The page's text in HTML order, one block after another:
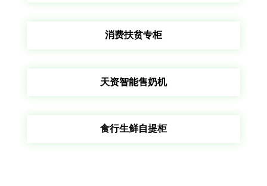
消费扶贫专柜
天资智能售奶机
食行生鲜自提柜